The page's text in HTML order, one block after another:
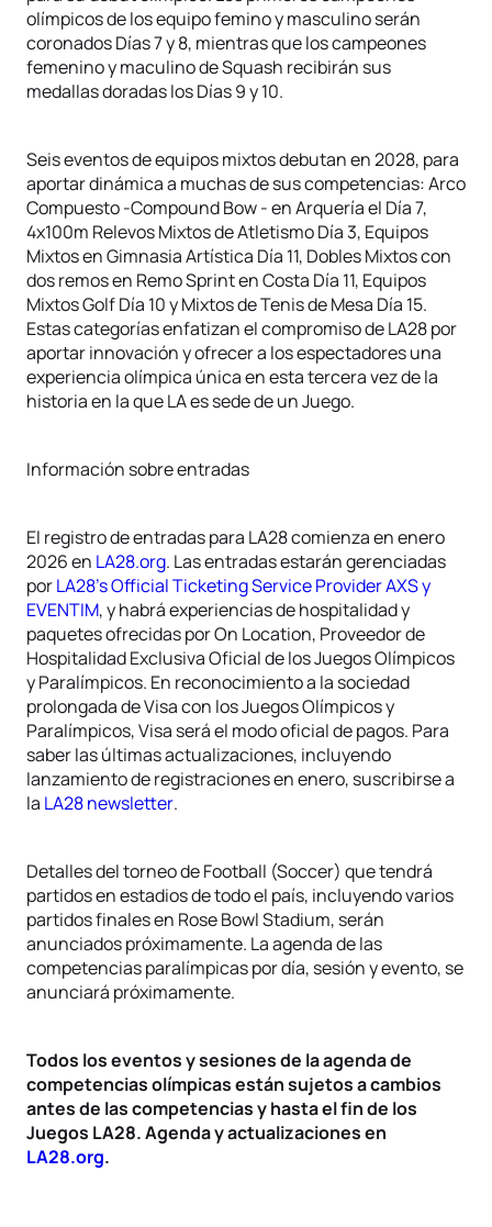
olímpicos de los equipo femino y masculino serán
coronados Días 7 y 8, mientras que los campeones
femenino y maculino de Squash recibirán sus
medallas doradas los Días 9 y 10.
Seis eventos de equipos mixtos debutan en 2028, para
aportar dinámica a muchas de sus competencias: Arco
Compuesto -Compound Bow - en Arquería el Día 7,
4x100m Relevos Mixtos de Atletismo Día 3, Equipos
Mixtos en Gimnasia Artística Día 11, Dobles Mixtos con
dos remos en Remo Sprint en Costa Día 11, Equipos
Mixtos Golf Día 10 y Mixtos de Tenis de Mesa Día 15.
Estas categorías enfatizan el compromiso de LA28 por
aportar innovación y ofrecer a los espectadores una
experiencia olímpica única en esta tercera vez de la
historia en la que LA es sede de un Juego.
Información sobre entradas
El registro de entradas para LA28 comienza en enero
2026 en LA28.org. Las entradas estarán gerenciadas
porLA28’s Official Ticketing Service Provider AXS y
EVENTIM, y habrá experiencias de hospitalidad y
paquetes ofrecidas por On Location, Proveedor de
Hospitalidad Exclusiva Oficial de los Juegos Olímpicos
y Paralímpicos. En reconocimiento a la sociedad
prolongada de Visa con los Juegos Olímpicos y
Paralímpicos, Visa será el modo oficial de pagos. Para
saber las últimas actualizaciones, incluyendo
lanzamiento de registraciones en enero, suscribirse a
la LA28 newsletter.
Detalles del torneo de Football (Soccer) que tendrá
partidos en estadios de todo el país, incluyendo varios
partidos finales en Rose Bowl Stadium, serán
anunciados próximamente. La agenda de las
competencias paralímpicas por día, sesión y evento, se
anunciará próximamente.
Todos los eventos y sesiones de la agenda de
competencias olímpicas están sujetos a cambios
antes de las competencias y hasta el fin de los
Juegos LA28. Agenda y actualizaciones en
LA28.org.